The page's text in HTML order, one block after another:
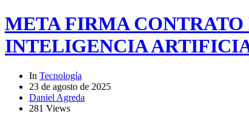
META FIRMA
INTELIGENCIA
In Tecnología
23 de agosto de 2025
Daniel Agreda
281 Views